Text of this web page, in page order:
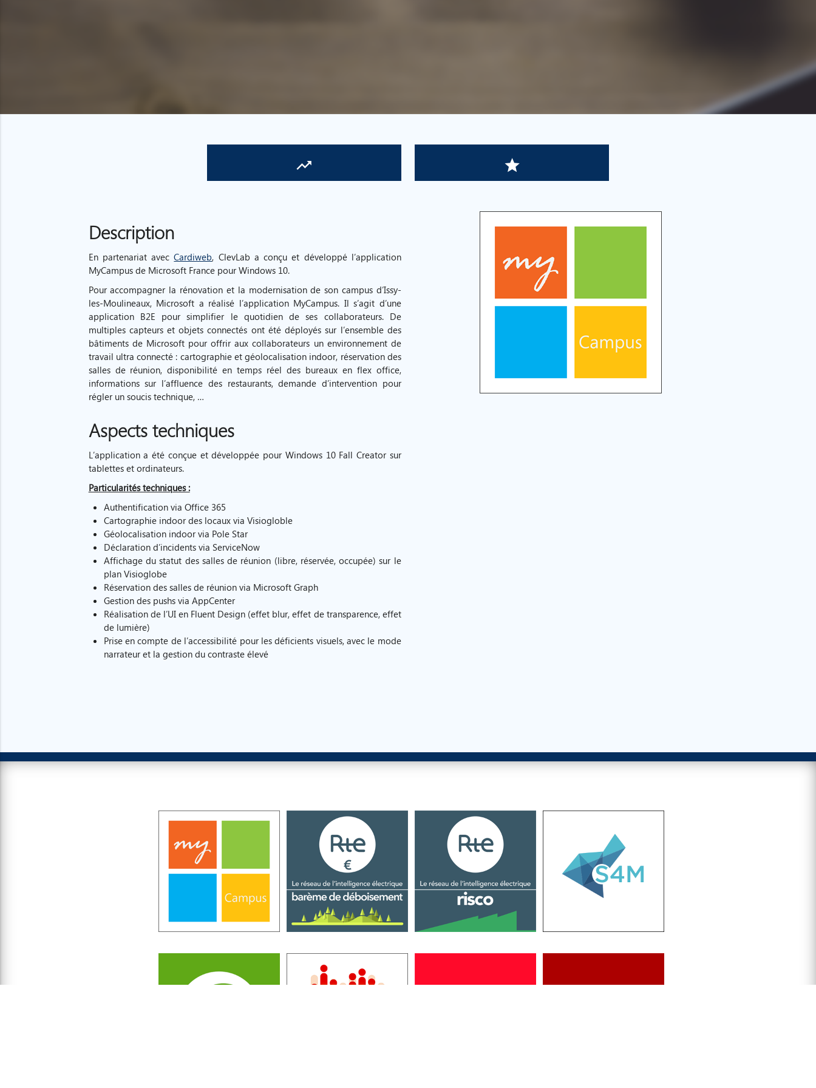
trending_up grade
Description
En partenariat avecCardiweb, ClevLab a conçu et développé l’application
MyCampus de Microsoft France pour Windows 10.
Pour accompagner la rénovation et la modernisation de son campus d’Issy-
les-Moulineaux, Microsoft a réalisé l’application MyCampus. Il s’agit d’une
application B2E pour simplifier le quotidien de ses collaborateurs. De
multiples capteurs et objets connectés ont été déployés sur l’ensemble des
bâtiments de Microsoft pour offrir aux collaborateurs un environnement de
travail ultra connecté : cartographie et géolocalisation indoor, réservation des
salles de réunion, disponibilité en temps réel des bureaux en flex office,
informations sur l’affluence des restaurants, demande d’intervention pour
régler un soucis technique, …
Aspects techniques
L’application a été conçue et développée pour Windows 10 Fall Creator sur
tablettes et ordinateurs.
Particularités techniques :
Authentification via Office 365
Cartographie indoor des locaux via Visiogloble
Géolocalisation indoor via Pole Star
Déclaration d’incidents via ServiceNow
Affichage du statut des salles de réunion (libre, réservée, occupée) sur le
plan Visioglobe
Réservation des salles de réunion via Microsoft Graph
Gestion des pushs via AppCenter
Réalisation de l’UI en Fluent Design (effet blur, effet de transparence, effet
de lumière)
Prise en compte de l’accessibilité pour les déficients visuels, avec le mode
narrateur et la gestion du contraste élevé